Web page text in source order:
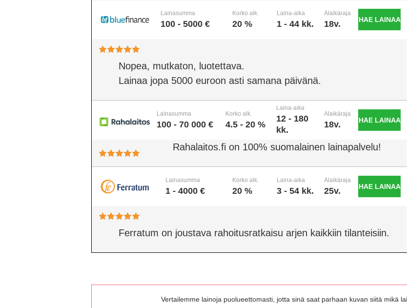
Lainasumma
100 - 5000 €
Korko alk.
20 %
Laina-aika
1 - 44 kk.
Alaikäraja
18v. HAE LAINAA
Nopea, mutkaton, luotettava.
Lainaa jopa 5000 euroon asti samana päivänä.
Lainasumma
100 - 70 000 €
Korko alk.
4.5 - 20 %
Laina-aika
12 - 180
kk.
Alaikäraja
18v. HAE LAINAA
Rahalaitos.fi on 100% suomalainen lainapalvelu!
Lainasumma
1 - 4000 €
Korko alk.
20 %
Laina-aika
3 - 54 kk.
Alaikäraja
25v. HAE LAINAA
Ferratum on joustava rahoitusratkaisu arjen kaikkiin tilanteisiin.
Vertailemme lainoja puolueettomasti, jotta sinä saat parhaan kuvan siitä mikä